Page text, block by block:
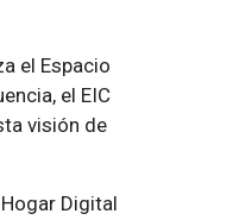
el Espacio
el EIC
visión de
Digital